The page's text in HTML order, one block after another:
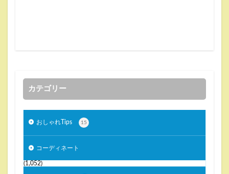
カテゴリー
おしゃれTips 15
コーディネート
(1,052)